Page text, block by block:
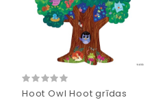
Hoot Owl Hoot grīdas